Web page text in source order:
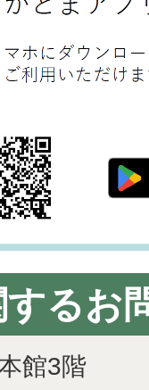
るお
館3階